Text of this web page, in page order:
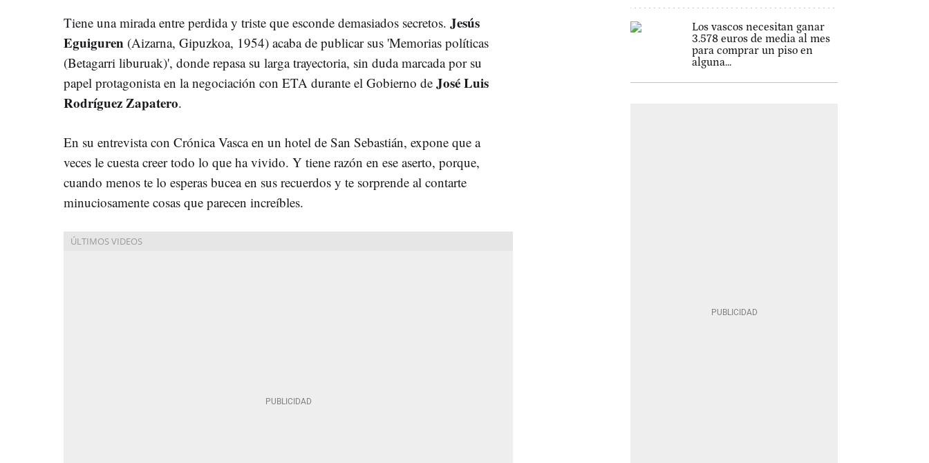
Tiene una mirada entre perdida y triste que esconde demasiados secretos. Jesús
Eguiguren (Aizarna, Gipuzkoa, 1954) acaba de publicar sus 'Memorias políticas
(Betagarri liburuak)', donde repasa su larga trayectoria, sin duda marcada por su
papel protagonista en la negociación con ETA durante el Gobierno de José Luis
Rodríguez Zapatero.
En su entrevista con Crónica Vasca en un hotel de San Sebastián, expone que a
veces le cuesta creer todo lo que ha vivido. Y tiene razón en ese aserto, porque,
cuando menos te lo esperas bucea en sus recuerdos y te sorprende al contarte
minuciosamente cosas que parecen increíbles.
Los vascos necesitan ganar
3.578 euros de media al mes
para comprar un piso en
alguna...